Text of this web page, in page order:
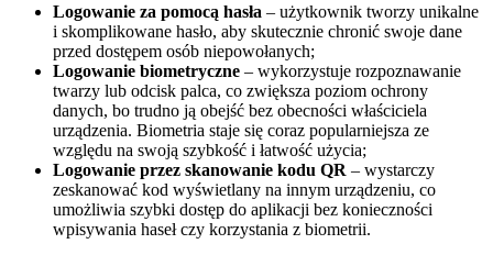
Logowanie za pomocą hasła – użytkownik tworzy unikalne
i skomplikowane hasło, aby skutecznie chronić swoje dane
przed dostępem osób niepowołanych;
Logowanie biometryczne – wykorzystuje rozpoznawanie
twarzy lub odcisk palca, co zwiększa poziom ochrony
danych, bo trudno ją obejść bez obecności właściciela
urządzenia. Biometria staje się coraz popularniejsza ze
względu na swoją szybkość i łatwość użycia;
Logowanie przez skanowanie kodu QR – wystarczy
zeskanować kod wyświetlany na innym urządzeniu, co
umożliwia szybki dostęp do aplikacji bez konieczności
wpisywania haseł czy korzystania z biometrii.